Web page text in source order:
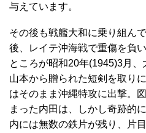
与えています。
その後も戦艦大和に乗り組ん
後、レイテ沖海戦で重傷を負
ところが昭和20年(1945)3月、
山本から贈られた短剣を取り
はそのまま沖縄特攻に出撃。
まった内田は、しかし奇跡的
内には無数の鉄片が残り、片